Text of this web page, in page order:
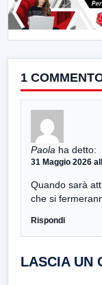
1
Paola ha detto:
31 Maggio 2026
Quando sarà
che si
Rispondi
LASCIA UN